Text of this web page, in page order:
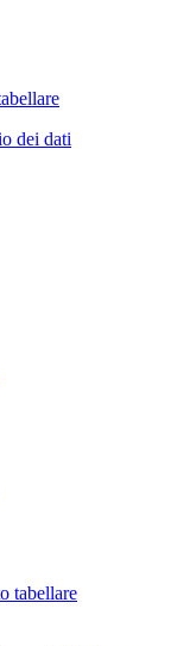
dei dati
tabellare